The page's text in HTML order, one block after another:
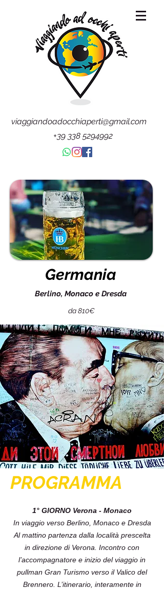
viaggiandoadocchiaperti@gmail.com
+39 338 5294992
Germania
Berlino, Monaco e Dresda
da 810€
PROGRAMMA
1° GIORNO Verona - Monaco
In viaggio verso Berlino, Monaco e Dresda
Al mattino partenza dalla località prescelta
in direzione di Verona. Incontro con
l’accompagnatore e inizio del viaggio in
pullman Gran Turismo verso il Valico del
Brennero. L’itinerario, interamente in